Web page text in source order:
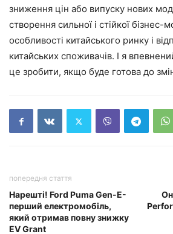
зниження цін або випуску нових
створення сильної і стійкої бізнес-
особливості китайського ринку і
китайських споживачів. І я
це зробити, якщо буде готова до
попередня стаття
Нарешті! Ford Puma Gen-E-
перший електромобіль,
який отримав повну знижку
EV Grant